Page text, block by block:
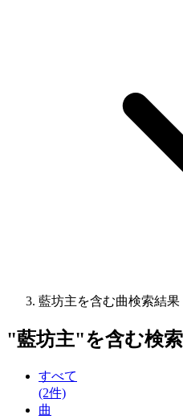
藍坊主を含む曲検索結果
"藍坊主"を含む検
すべて
(2件)
曲